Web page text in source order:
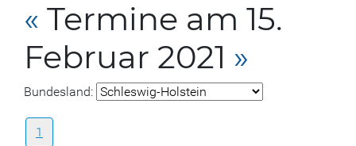
« Termine am 15.
Februar 2021 »
Bundesland:
1